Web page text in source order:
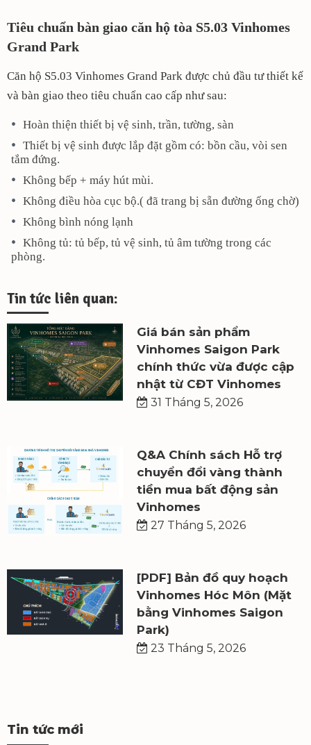
Tiêu chuẩn bàn giao căn hộ tòa S5.03 Vinhomes
Grand Park
Căn hộ S5.03 Vinhomes Grand Park được chủ đầu tư thiết kế
và bàn giao theo tiêu chuẩn cao cấp như sau:
Hoàn thiện thiết bị vệ sinh, trần, tường, sàn
Thiết bị vệ sinh được lắp đặt gồm có: bồn cầu, vòi sen
tắm đứng.
Không bếp + máy hút mùi.
Không điều hòa cục bộ.( đã trang bị sẵn đường ống chờ)
Không bình nóng lạnh
Không tủ: tủ bếp, tủ vệ sinh, tủ âm tường trong các
phòng.
Tin tức liên quan:
Giá bán sản phẩm
Vinhomes Saigon Park
chính thức vừa được cập
nhật từ CĐT Vinhomes
31 Tháng 5, 2026
Q&A Chính sách Hỗ trợ
chuyển đổi vàng thành
tiền mua bất động sản
Vinhomes
27 Tháng 5, 2026
[PDF] Bản đồ quy hoạch
Vinhomes Hóc Môn (Mặt
bằng Vinhomes Saigon
Park)
23 Tháng 5, 2026
Tin tức mới